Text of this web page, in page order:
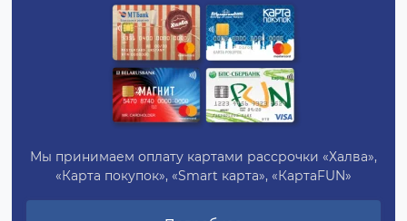
Мы принимаем оплату картами рассрочки «Халва»,
«Карта покупок», «Smart карта», «КартаFUN»